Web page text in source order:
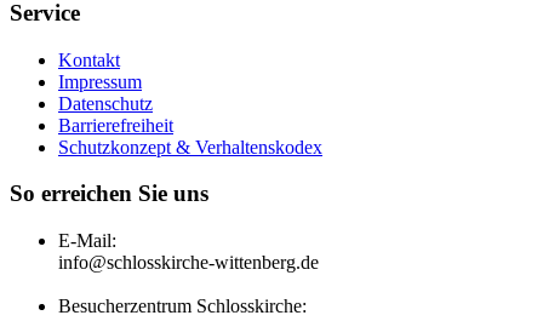
Service
Kontakt
Impressum
Datenschutz
Barrierefreiheit
Schutzkonzept & Verhaltenskodex
So erreichen Sie uns
E-Mail:
info@schlosskirche-wittenberg.de
Besucherzentrum Schlosskirche: